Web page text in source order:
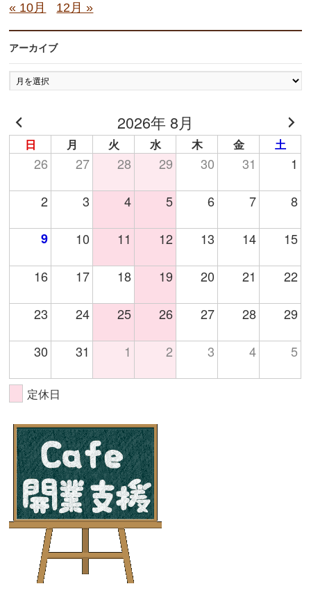
« 10月
12月 »
アーカイブ
ア
ー
イ
ブ
2026年 8月
日 月 火 水 木 金 土
26 27 28 29 30 31 1
2 3 4 5 6 7 8
9 10 11 12 13 14 15
16 17 18 19 20 21 22
23 24 25 26 27 28 29
30 31 1 2 3 4 5
定休日